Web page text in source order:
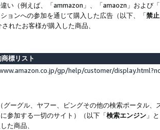
い（例えば、「ammazon」、「amaozn」および
ョンへの参加を通じて購入した広告（以下、「禁
れたお客様が購入した商品、
標リスト
gp/help/customer/
グーグル、ヤフー、ビングその他の検索ポータル
参加する一切のサイト）（以下「検索エンジン 」
た商品、